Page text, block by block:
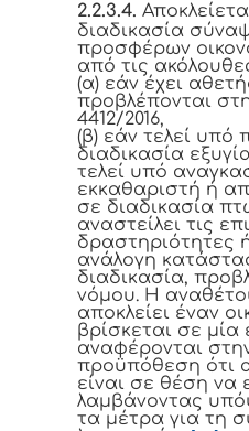
2.2.3.4.
διαδικασία
προσφέρων
από τις
(α) εάν έχει
προβλέπονται
4412/2016,
(β) εάν τελεί υπό
διαδικασία
τελεί υπό
εκκαθαριστή ή
σε διαδικασία
αναστείλει τις
δραστηριότητες
ανάλογη
διαδικασία,
νόμου. Η
αποκλείει έναν
βρίσκεται σε
αναφέρονται
προϋπόθεση ότι
είναι σε θέση να
λαμβάνοντας
τα μέτρα για τη